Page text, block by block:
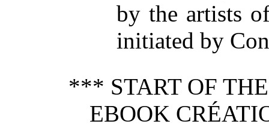
by the artists
initiated by
*** START OF
EBOOK